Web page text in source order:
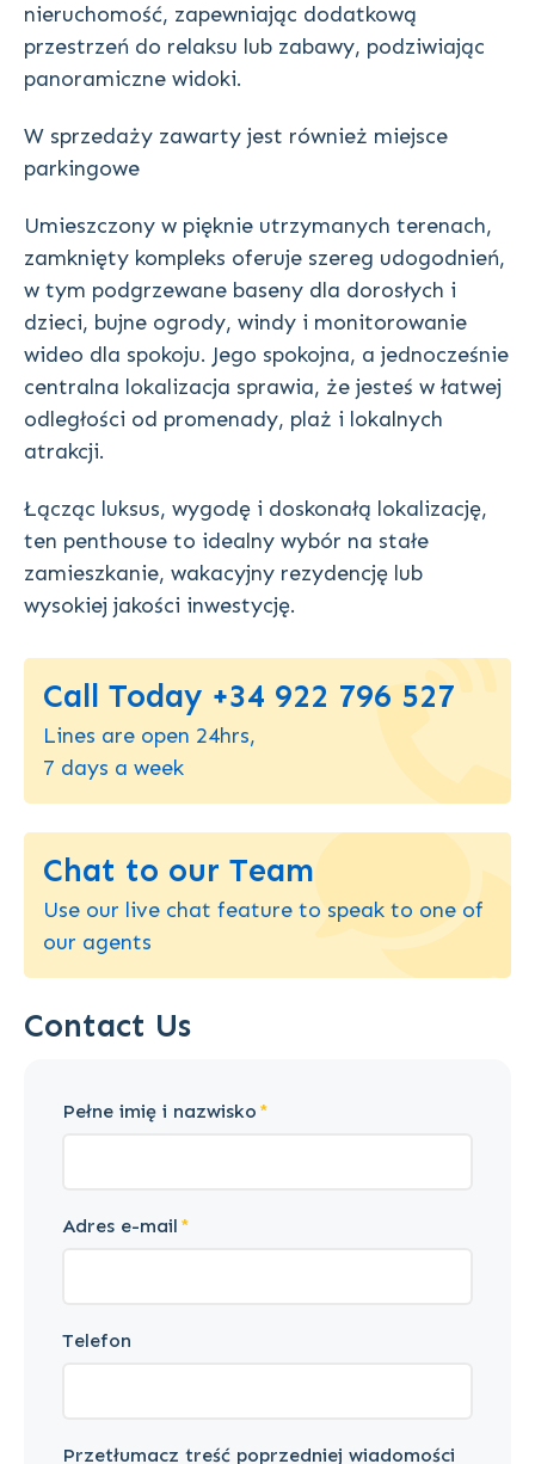
nieruchomość, zapewniając dodatkową
przestrzeń do relaksu lub zabawy, podziwiając
panoramiczne widoki.
W sprzedaży zawarty jest również miejsce
parkingowe
Umieszczony w pięknie utrzymanych terenach,
zamknięty kompleks oferuje szereg udogodnień,
w tym podgrzewane baseny dla dorosłych i
dzieci, bujne ogrody, windy i monitorowanie
wideo dla spokoju. Jego spokojna, a jednocześnie
centralna lokalizacja sprawia, że jesteś w łatwej
odległości od promenady, plaż i lokalnych
atrakcji.
Łącząc luksus, wygodę i doskonałą lokalizację,
ten penthouse to idealny wybór na stałe
zamieszkanie, wakacyjny rezydencję lub
wysokiej jakości inwestycję.
Call Today +34 922 796 527
Lines are open 24hrs,
7 days a week
Chat to our Team
Use our live chat feature to speak to one of
our agents
Contact Us
Pełne imię i nazwisko
Adres e-mail
Telefon
Przetłumacz treść poprzedniej wiadomości